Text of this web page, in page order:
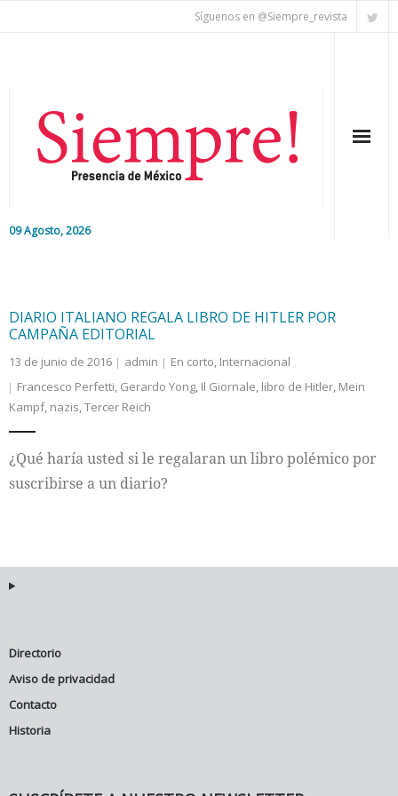
Síguenos en @Siempre_revista
09 Agosto, 2026
Colaboradores
Cultura
DIARIO ITALIANO REGALA LIBRO DE HITLER POR
CAMPAÑA EDITORIAL
13 de junio de 2016 admin En corto, Internacional
Francesco Perfetti, Gerardo Yong, Il Giornale, libro de Hitler, Mein
Kampf, nazis,Tercer Reich
¿Qué haría usted si le regalaran un libro polémico por
suscribirse a un diario?
Directorio
Aviso de privacidad
Contacto
Historia